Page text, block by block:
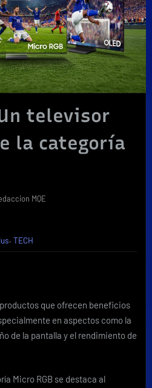
televisor
la categoría
MQE
,TECH
que ofrecen beneficios
en aspectos como la
de la pantalla y el rendimiento de
Micro RGB se destaca al